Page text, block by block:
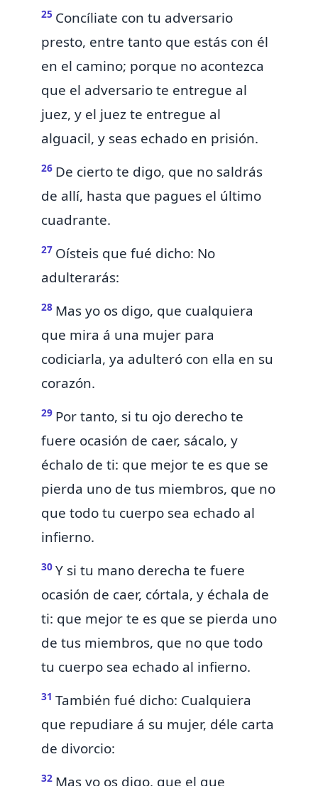
25 Concíliate con tu adversario
presto, entre tanto que estás con él
en el camino; porque no acontezca
que el adversario te entregue al
juez, y el juez te entregue al
alguacil, y seas echado en prisión.
26 De cierto te digo, que no saldrás
de allí, hasta que pagues el último
cuadrante.
27 Oísteis que fué dicho: No
adulterarás:
28 Mas yo os digo, que cualquiera
que mira á una mujer para
codiciarla, ya adulteró con ella en su
corazón.
29 Por tanto, si tu ojo derecho te
fuere ocasión de caer, sácalo, y
échalo de ti: que mejor te es que se
pierda uno de tus miembros, que no
que todo tu cuerpo sea echado al
infierno.
30 Y si tu mano derecha te fuere
ocasión de caer, córtala, y échala de
ti: que mejor te es que se pierda uno
de tus miembros, que no que todo
tu cuerpo sea echado al infierno.
31 También fué dicho: Cualquiera
que repudiare á su mujer, déle carta
de divorcio:
32 Mas yo os digo, que el que